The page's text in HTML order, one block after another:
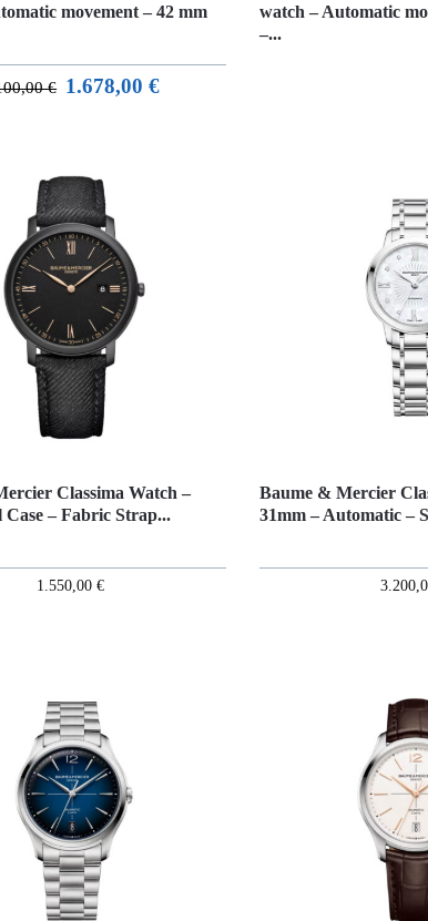
movement – 42 mm
€ 1.678,00€
watch – Automatic
–...
Classima Watch –
Case – Fabric Strap...
1.550,00€
Baume & Mercier
31mm – Automatic –